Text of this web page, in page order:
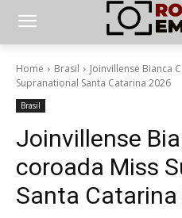
Home Brasil
Joinvillense Bianca
Supranational Santa Catarina 2026
Brasil
Joinvillense
coroada Miss
Santa